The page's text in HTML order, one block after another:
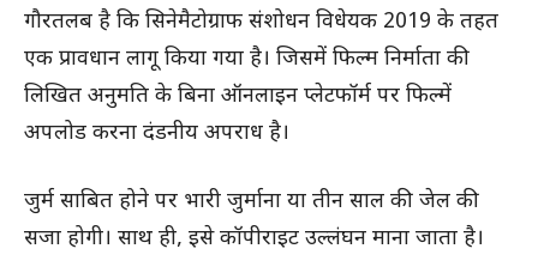
गौरतलब है कि सिनेमैटोग्राफ संशोधन विधेयक 2019 के तहत
एक प्रावधान लागू किया गया है। जिसमें फिल्म निर्माता की
लिखित अनुमति के बिना ऑनलाइन प्लेटफॉर्म पर फिल्में
अपलोड करना दंडनीय अपराध है।
जुर्म साबित होने पर भारी जुर्माना या तीन साल की जेल की
सजा होगी। साथ ही, इसे कॉपीराइट उल्लंघन माना जाता है।